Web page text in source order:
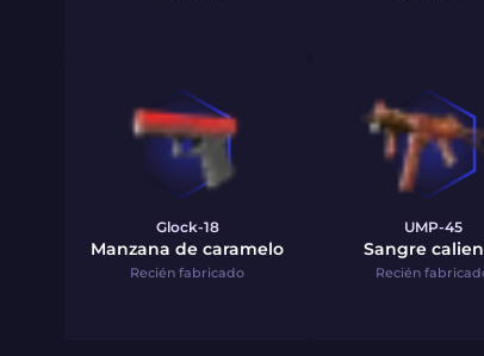
Glock-18
Manzana de caramelo
Recién fabricado
UMP-45
Sangre
Recién